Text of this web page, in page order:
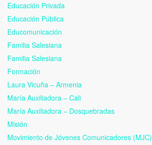
Educación Privada
Educación Pública
Educomunicación
Familia Salesiana
Familia Salesiana
Formación
Laura Vicuña – Armenia
María Auxiliadora – Cali
María Auxiliadora – Dosquebradas
Misión
Movimiento de Jóvenes Comunicadores (MJC)